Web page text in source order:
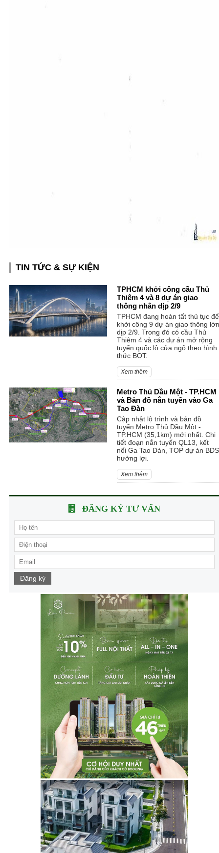
TIN TỨC & SỰ KIỆN
TPHCM khởi công cầu Thủ
Thiêm 4 và 8 dự án giao
thông nhân dịp 2/9
TPHCM đang hoàn tất thủ tục để
khởi công 9 dự án giao thông lớn
dịp 2/9. Trong đó có cầu Thủ
Thiêm 4 và các dự án mở rộng
tuyến quốc lộ cửa ngõ theo hình
thức BOT.
Xem thêm
Metro Thủ Dầu Một - TP.HCM
và Bản đồ nắn tuyến vào Ga
Tao Đàn
Cập nhật lộ trình và bản đồ
tuyến Metro Thủ Dầu Một -
TP.HCM (35,1km) mới nhất. Chi
tiết đoạn nắn tuyến QL13, kết
nối Ga Tao Đàn, TOP dự án BĐS
hưởng lợi.
Xem thêm
ĐĂNG KÝ TƯ VẤN
Đăng ký